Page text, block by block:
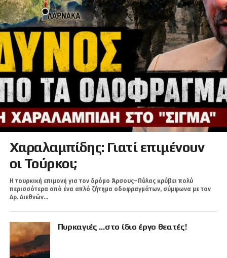
Χαραλαμπίδης: Γιατί επιμένουν
οι Τούρκοι;
Η τουρκική επιμονή για τον δρόμο Άρσους–Πύλας κρύβει πολύ
περισσότερα από ένα απλό ζήτημα οδοφραγμάτων, σύμφωνα με τον
Δρ. Διεθνών...
Πυρκαγιές …στο ίδιο έργο θεατές!